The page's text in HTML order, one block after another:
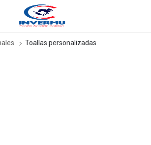
Toallas personalizadas